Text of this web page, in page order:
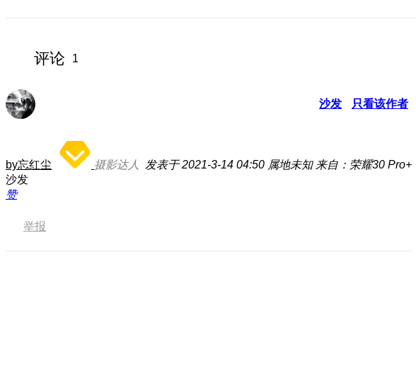
评论 1
沙发 只看该作者
by忘红尘 摄影达人 发表于 2021-3-14 04:50 属地未知 来自：荣耀30 Pro+
沙发
赞
举报